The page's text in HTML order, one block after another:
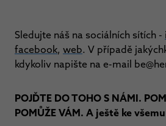
Sledujte náš na sociálních sítích -
facebook, web. V případě
kdykoliv napište na e-mail
POJĎTE DO TOHO S NÁMI.
POMŮŽE VÁM. A ještě ke